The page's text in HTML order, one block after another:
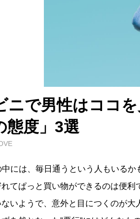
ニで男性はココ
態度」3選
には、毎日通うという人もいるか
てぱっと買い物ができるのは便利
いようで、意外と目につくのが大